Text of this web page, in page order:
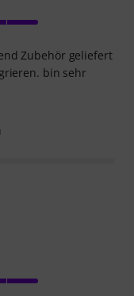
Zubehör geliefert
bin sehr